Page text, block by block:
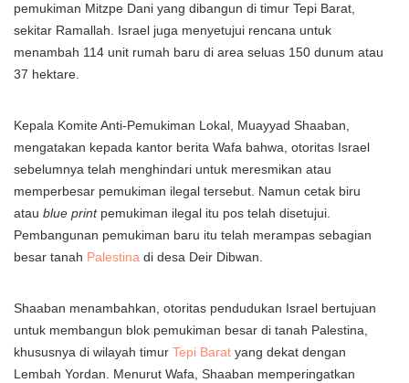
pemukiman Mitzpe Dani yang dibangun di timur Tepi Barat,
sekitar Ramallah. Israel juga menyetujui rencana untuk
menambah 114 unit rumah baru di area seluas 150 dunum atau
37 hektare.
Kepala Komite Anti-Pemukiman Lokal, Muayyad Shaaban,
mengatakan kepada kantor berita Wafa bahwa, otoritas Israel
sebelumnya telah menghindari untuk meresmikan atau
memperbesar pemukiman ilegal tersebut. Namun cetak biru
atau blue printpemukiman ilegal itu pos telah disetujui.
Pembangunan pemukiman baru itu telah merampas sebagian
besar tanah Palestina di desa Deir Dibwan.
Shaaban menambahkan, otoritas pendudukan Israel bertujuan
untuk membangun blok pemukiman besar di tanah Palestina,
khususnya di wilayah timur Tepi Barat yang dekat dengan
Lembah Yordan. Menurut Wafa, Shaaban memperingatkan